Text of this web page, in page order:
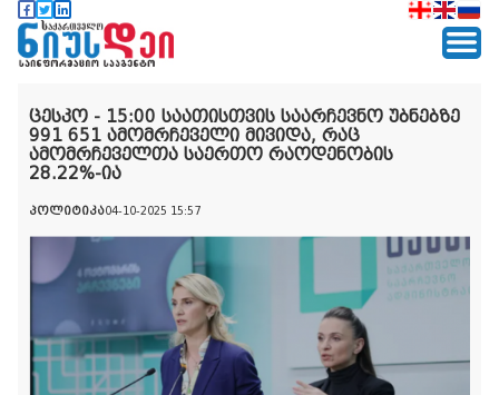
ცესკო - 15:00 საათისთვის საარჩევნო უბნებზე
991 651 ამომრჩეველი მივიდა, რაც
ამომრჩეველთა საერთო რაოდენობის
28.22%-ია
პოლიტიკა04-10-2025 15:57